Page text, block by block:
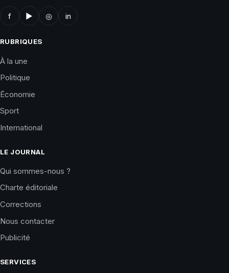
f ▶ ◎ in
RUBRIQUES
À la une
Politique
Économie
Sport
International
LE JOURNAL
Qui sommes-nous ?
Charte éditoriale
Corrections
Nous contacter
Publicité
SERVICES